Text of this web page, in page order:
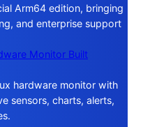
Arm64 edition, bringing
and enterprise support
Monitor Built
hardware monitor with
sensors, charts, alerts,